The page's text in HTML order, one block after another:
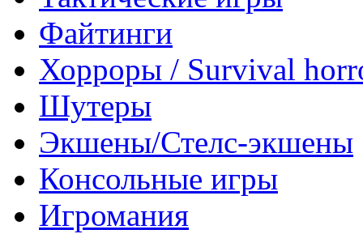
Файтинги
Хорроры / Survival
Шутеры
Экшены/Стелс-экшены
Консольные игры
Игромания